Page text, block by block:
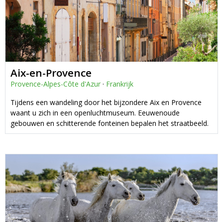
Aix-en-Provence
Provence-Alpes-Côte d'Azur · Frankrijk
Tijdens een wandeling door het bijzondere Aix en Provence
waant u zich in een openluchtmuseum. Eeuwenoude
gebouwen en schitterende fonteinen bepalen het straatbeeld.